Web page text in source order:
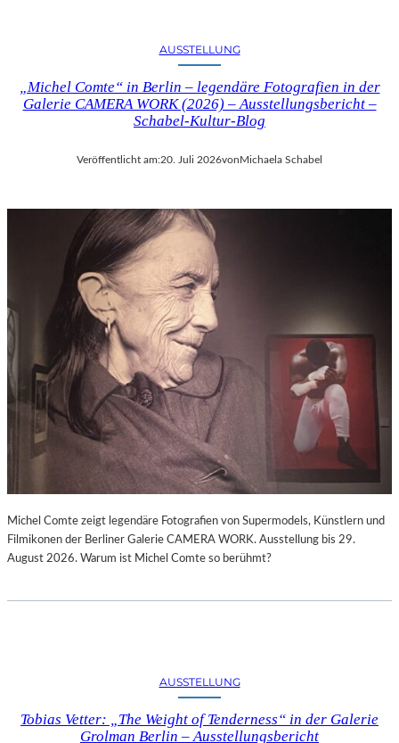
AUSSTELLUNG
„Michel Comte“ in Berlin – legendäre Fotografien in der
Galerie CAMERA WORK (2026) – Ausstellungsbericht –
Schabel-Kultur-Blog
Veröffentlicht am:20. Juli 2026von Michaela Schabel
Michel Comte zeigt legendäre Fotografien von Supermodels, Künstlern und
Filmikonen der Berliner Galerie CAMERA WORK. Ausstellung bis 29.
August 2026. Warum ist Michel Comte so berühmt?
AUSSTELLUNG
Tobias Vetter: „The Weight of Tenderness“ in der Galerie
Grolman Berlin – Ausstellungsbericht